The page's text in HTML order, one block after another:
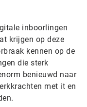
inboorlingen
krijgen op deze
kennen op de
die sterk
benieuwd naar
met it en